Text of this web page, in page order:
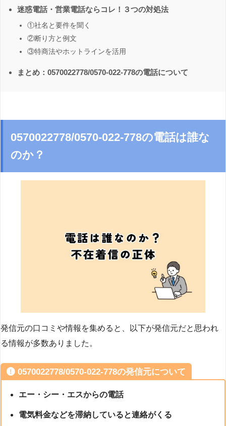
迷惑電話・営業電話ならコレ！３つの対処法
①社名と要件を聞く
②断り方と例文
③特商法やホットラインを活用
まとめ：0570022778/0570-022-778の電話について
0570022778/0570-022-778の電話は誰な
のか？
発信元の口コミや情報を集めると、以下が発信元だと思われ
る情報が多数ありました。
0570022778/0570-022-778の発信元について
エー・シー・エスからの電話
電気料金などを滞納していると連絡がくる